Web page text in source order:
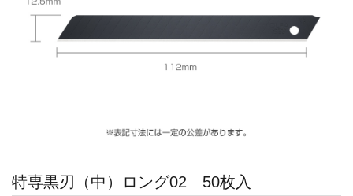
特専黒刃（中）ロング02 50枚入